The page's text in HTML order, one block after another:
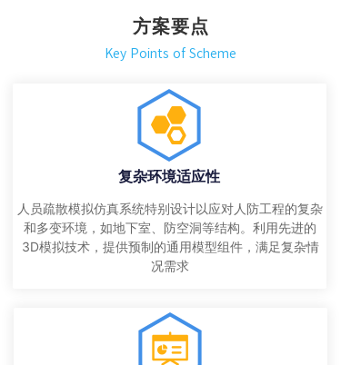
复杂环境适应性
人员疏散模拟仿真系统特别设计以应对人防工程的复杂
和多变环境，如地下室、防空洞等结构。利用先进的
3D模拟技术，提供预制的通用模型组件，满足复杂情
况需求
方案要点
Key Points of Scheme